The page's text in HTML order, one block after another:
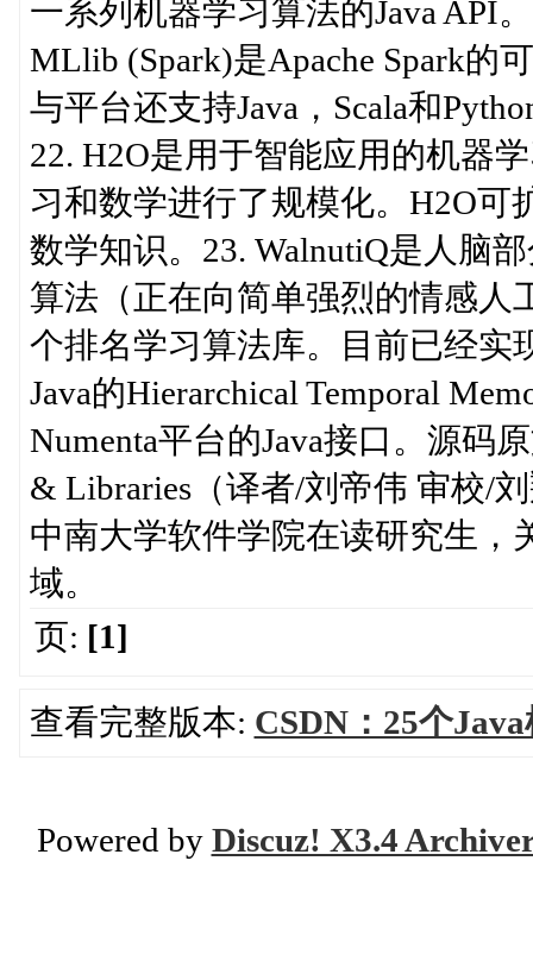
一系列机器学习算法的Java API
MLlib (Spark)是Apache Spark的
与平台还支持Java，Scala和
22. H2O是用于智能应用的机器
习和数学进行了规模化。H2O可
数学知识。23. WalnutiQ是人脑
算法（正在向简单强烈的情感人
个排名学习算法库。目前已经实
Java的Hierarchical Temporal
Numenta平台的Java接口。源码
& Libraries（译者/刘帝伟 审校/
中南大学软件学院在读研究生，
域。
页: [1]
查看完整版本: CSDN：25个
Powered by Discuz! X3.4